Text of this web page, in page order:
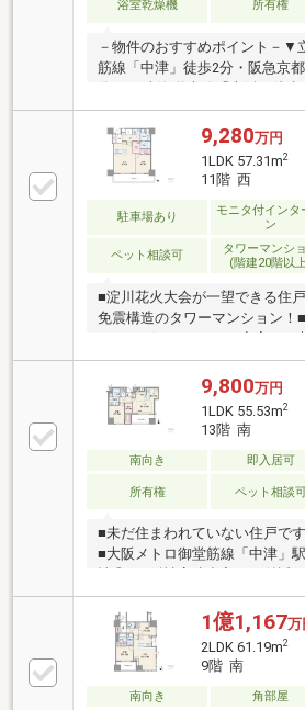
浴室乾燥機 所有権
－物件のおすすめポイント－▼
筋線「中津」徒歩2分・阪急京
分・JR東海道本線「大阪」徒
月築、地上36階建タワーマンシ
部分・専有面積128平米、LDK
所、SIC有・ペット2匹飼育可
ス等の共用施設有(一部有償)▼
の浴室は1822サイズ・2ボウル
は2か所・住戸専用宅配BOX■
手伝いします ━━━━━・・・
お気軽にお問い合わせください
9,280万円
1LDK 57.31m2
11階 西
駐車場あり
モニタ付インタ
ン
ペット相談可
タワーマンシ
(階建20階以
■淀川花火大会が一望できる住
免震構造のタワーマンション！
徴について・お車でのご来場も
ンパーキングまでご案内致し
がけください。・キッズスペ
小さなお子様がいらっしゃるご
も営業しております。【営業時
上記時間はお電話が繋がりや
リフォーム担当、ローン担当が
でも気軽にご相談いただけます
9,800万円
1LDK 55.53m2
13階 南
南向き 即入居可
所有権 ペット相談
■未だ住まわれていない住戸で
■大阪メトロ御堂筋線「中津」
ーにもおすすめ立地！■北スポ
健康的な暮らしをサポート！■
歩5分、日常の買物も便利！
分・1LDK！■共用施設充実、タ
のゆとりある広さ！■玄関から
1億1,167万
2LDK 61.19m2
9階 南
南向き 角部屋